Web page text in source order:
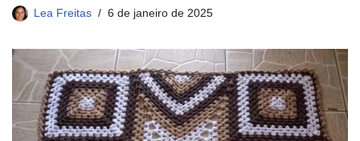
Lea Freitas 6 de janeiro de 2025